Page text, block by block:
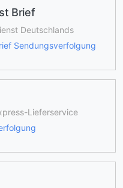
Brief
Deutschlands
Sendungsverfolgung
Lieferservice